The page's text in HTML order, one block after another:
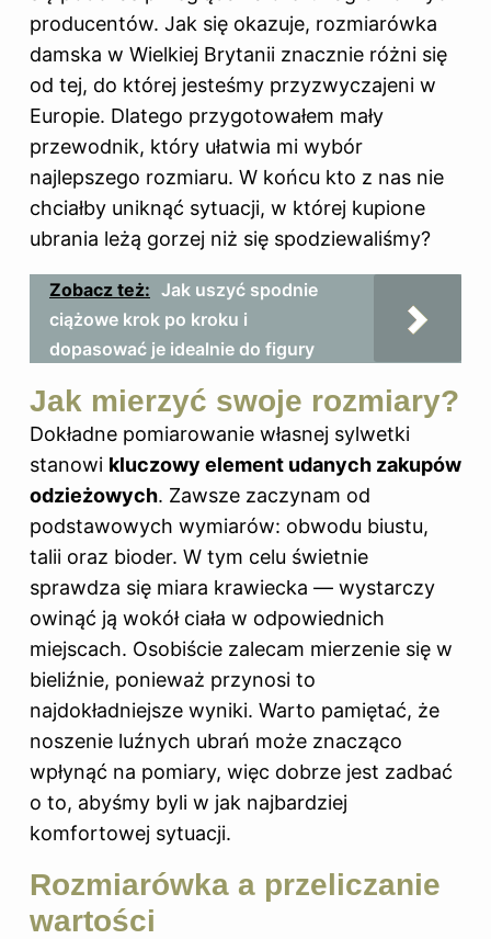
producentów. Jak się okazuje, rozmiarówka
damska w Wielkiej Brytanii znacznie różni się
od tej, do której jesteśmy przyzwyczajeni w
Europie. Dlatego przygotowałem mały
przewodnik, który ułatwia mi wybór
najlepszego rozmiaru. W końcu kto z nas nie
chciałby uniknąć sytuacji, w której kupione
ubrania leżą gorzej niż się spodziewaliśmy?
Zobacz też: Jak uszyć spodnie
ciążowe krok po kroku i
dopasować je idealnie do figury
Jak mierzyć swoje rozmiary?
Dokładne pomiarowanie własnej sylwetki
stanowi kluczowy element udanych zakupów
odzieżowych. Zawsze zaczynam od
podstawowych wymiarów: obwodu biustu,
talii oraz bioder. W tym celu świetnie
sprawdza się miara krawiecka — wystarczy
owinąć ją wokół ciała w odpowiednich
miejscach. Osobiście zalecam mierzenie się w
bieliźnie, ponieważ przynosi to
najdokładniejsze wyniki. Warto pamiętać, że
noszenie luźnych ubrań może znacząco
wpłynąć na pomiary, więc dobrze jest zadbać
o to, abyśmy byli w jak najbardziej
komfortowej sytuacji.
Rozmiarówka a przeliczanie
wartości